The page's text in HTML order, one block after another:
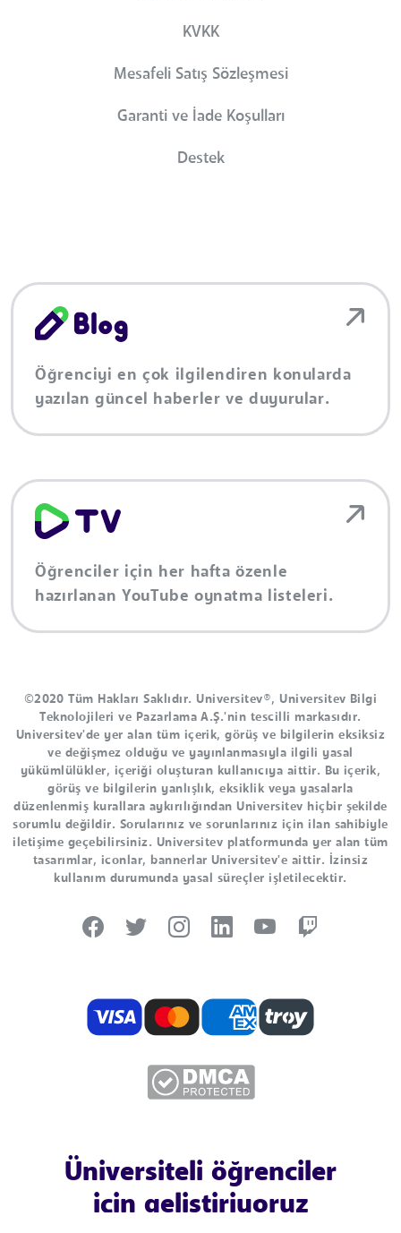
KVKK
Mesafeli Satış Sözleşmesi
Garanti ve İade Koşulları
Destek
Öğrenciyi en çok ilgilendiren konularda
yazılan güncel haberler ve duyurular.
Öğrenciler için her hafta özenle
hazırlanan YouTube oynatma listeleri.
©2020 Tüm Hakları Saklıdır. Universitev®, Universitev Bilgi
Teknolojileri ve Pazarlama A.Ş.'nin tescilli markasıdır.
Universitev'de yer alan tüm içerik, görüş ve bilgilerin eksiksiz
ve değişmez olduğu ve yayınlanmasıyla ilgili yasal
yükümlülükler, içeriği oluşturan kullanıcıya aittir. Bu içerik,
görüş ve bilgilerin yanlışlık, eksiklik veya yasalarla
düzenlenmiş kurallara aykırılığından Universitev hiçbir şekilde
sorumlu değildir. Sorularınız ve sorunlarınız için ilan sahibiyle
iletişime geçebilirsiniz. Universitev platformunda yer alan tüm
tasarımlar, iconlar, bannerlar Universitev'e aittir. İzinsiz
kullanım durumunda yasal süreçler işletilecektir.
Üniversiteli öğrenciler
için geliştiriyoruz